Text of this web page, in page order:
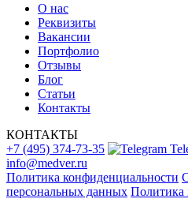
О нас
Реквизиты
Вакансии
Портфолио
Отзывы
Блог
Статьи
Контакты
КОНТАКТЫ
+7 (495) 374-73-35
info@medver.ru
Политика конфиденциальности
персональных данных Политика